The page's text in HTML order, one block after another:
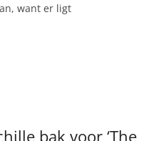
want er ligt
bak voor ‘The